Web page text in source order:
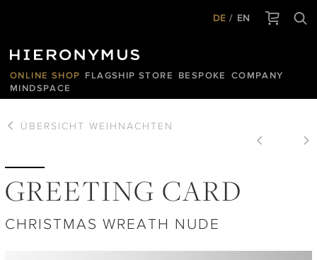
DE EN
ONLINE SHOP FLAGSHIP STORE BESPOKE
COMPANY
MINDSPACE
ÜBERSICHT WEIHNACHTEN
GREETING CARD
CHRISTMAS WREATH NUDE